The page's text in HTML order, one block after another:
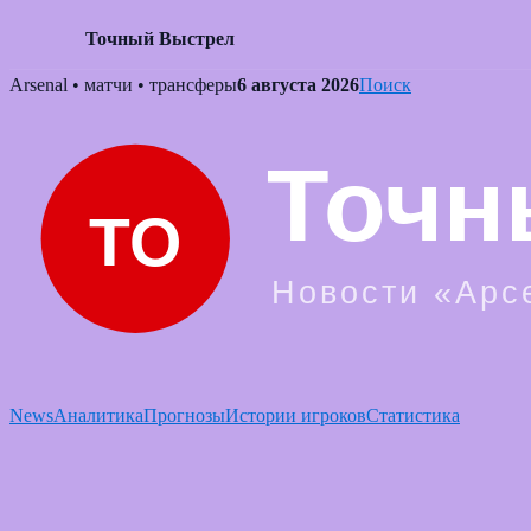
Точный Выстрел
Skip
Arsenal • матчи • трансферы6 августа 2026Поиск
NewsАналитикаПрогнозыИстории игроковСтатистика